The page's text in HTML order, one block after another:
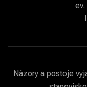
Názory a postoje